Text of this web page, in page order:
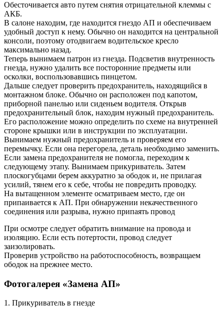
Обесточивается авто путем снятия отрицательной клеммы с
АКБ.
В салоне находим, где находится гнездо АП и обеспечиваем
удобный доступ к нему. Обычно он находится на центральной
консоли, поэтому отодвигаем водительское кресло
максимально назад.
Теперь вынимаем патрон из гнезда. Подсветив внутренность
гнезда, нужно удалить все посторонние предметы или
осколки, воспользовавшись пинцетом.
Дальше следует проверить предохранитель, находящийся в
монтажном блоке. Обычно он расположен под капотом,
приборной панелью или сиденьем водителя. Открыв
предохранительный блок, находим нужный предохранитель.
Его расположение можно определить по схеме на внутренней
стороне крышки или в инструкции по эксплуатации.
Вынимаем нужный предохранитель и проверяем его
перемычку. Если она перегорела, деталь необходимо заменить.
Если замена предохранителя не помогла, переходим к
следующему этапу. Вынимаем прикуриватель. Затем
плоскогубцами берем аккуратно за ободок и, не прилагая
усилий, тянем его к себе, чтобы не повредить проводку.
На вытащенном элементе осматриваем место, где он
припаивается к АП. При обнаружении некачественного
соединения или разрыва, нужно припаять провод
При осмотре следует обратить внимание на провода и
изоляцию. Если есть потертости, провод следует
заизолировать.
Проверив устройство на работоспособность, возвращаем
ободок на прежнее место.
Фотогалерея «Замена АП»
1. Прикуриватель в гнезде